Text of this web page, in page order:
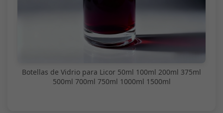
Botellas de Vidrio para Licor 50ml 100ml 200ml 375ml
500ml 700ml 750ml 1000ml 1500ml